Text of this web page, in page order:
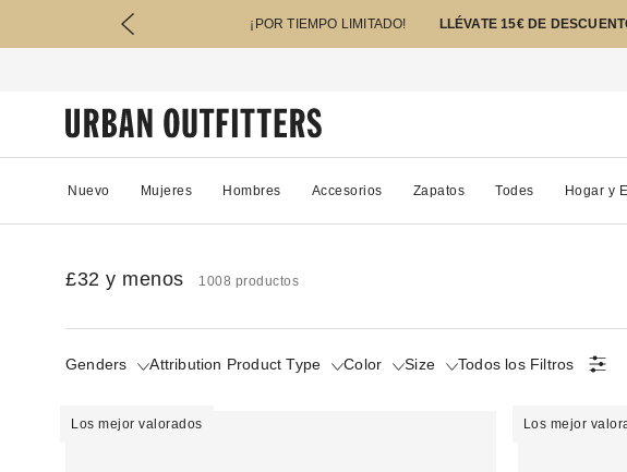
¡POR TIEMPO LIMITADO! LLÉVATE 15€ DE
Nuevo Mujeres Hombres Accesorios Zapatos Todes Hogar y
£32 y menos 1008 productos
Genders Attribution Product Type Color Size Todos los Filtros
Los mejor valorados Los mejor